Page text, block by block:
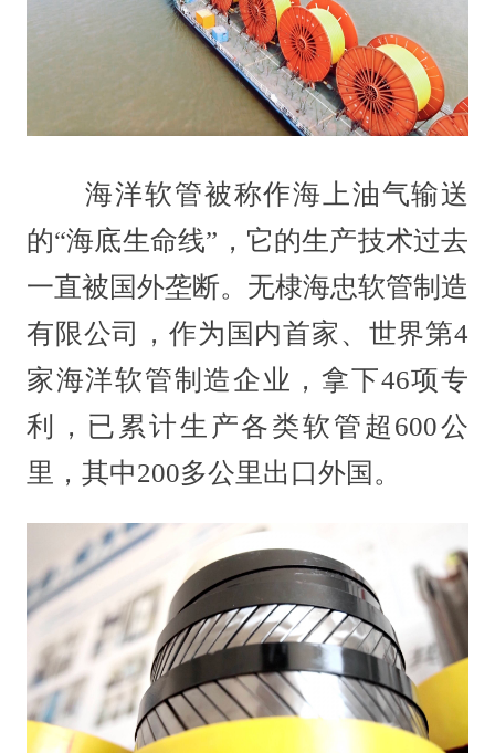
海洋软管被称作海上油气输送
的“海底生命线”，它的生产技术过去
一直被国外垄断。无棣海忠软管制造
有限公司，作为国内首家、世界第4
家海洋软管制造企业，拿下46项专
利，已累计生产各类软管超600公
里，其中200多公里出口外国。